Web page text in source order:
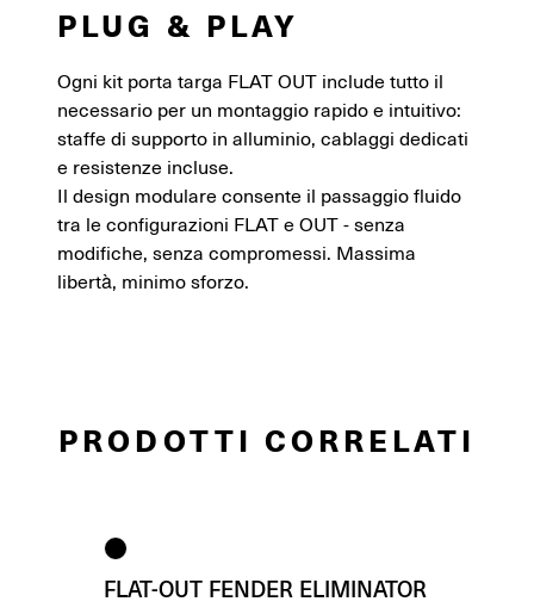
PLUG & PLAY
Ogni kit porta targa FLAT OUT include tutto il
necessario per un montaggio rapido e intuitivo:
staffe di supporto in alluminio, cablaggi dedicati
e resistenze incluse.
Il design modulare consente il passaggio fluido
tra le configurazioni FLAT e OUT - senza
modifiche, senza compromessi. Massima
libertà, minimo sforzo.
PRODOTTI CORRELATI
Disponibile solo per mercati USA/CA/EA/CO
FLAT-OUT FENDER ELIMINATOR